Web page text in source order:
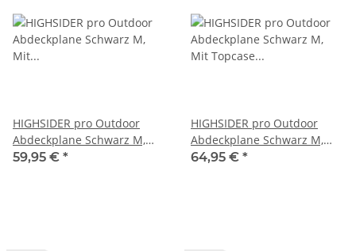
HIGHSIDER pro Outdoor
Abdeckplane Schwarz M,
Mit Kennzeichenfenster
59,95 € *
HIGHSIDER pro Outdoor
Abdeckplane Schwarz M,
Mit Topcase (1Stck)
64,95 € *